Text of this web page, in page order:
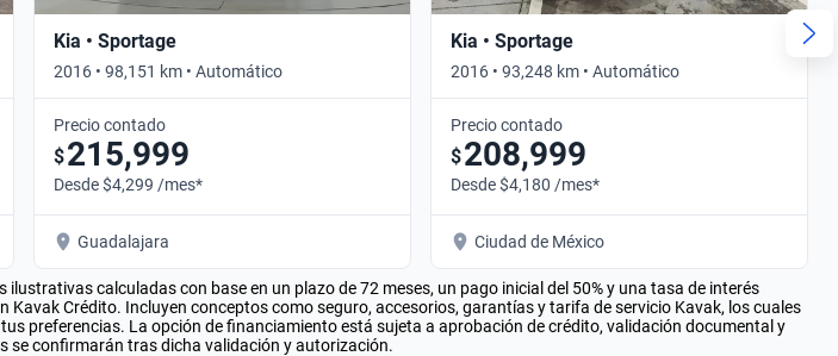
Kia • Sportage
2016 • 98,151 km • Automático
Precio contado
$215,999
Desde $4,299 /mes*
Guadalajara
Kia • Sportage
2016 • 93,248 km • Automático
Precio contado
$208,999
Desde $4,180 /mes*
Ciudad de México
calculadas con base en un plazo de 72 meses, un pago inicial del 50% y una tasa de interés
Kavak Crédito. Incluyen conceptos como seguro, accesorios, garantías y tarifa de servicio Kavak, los cuales
preferencias. La opción de financiamiento está sujeta a aprobación de crédito, validación documental y
se confirmarán tras dicha validación y autorización.